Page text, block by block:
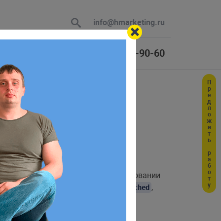
info@hmarketing.ru
+7 (925) 464-90-60
database . Более того, при использовании
с драйвером, таким как
memcached ,
ответ
с учетом
Предложить работу